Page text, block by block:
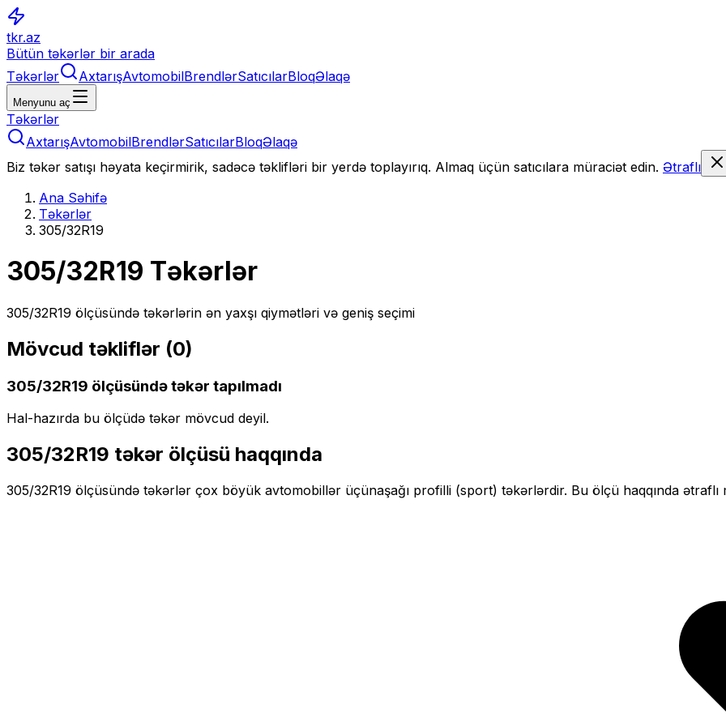
tkr.az
Bütün təkərlər bir arada
Təkərlər
AxtarışAvtomobilBrendlərSatıcılarBloqƏlaqə
Menyunu aç
Təkərlər
AxtarışAvtomobilBrendlərSatıcılarBloqƏlaqə
Biz təkər satışı həyata keçirmirik, sadəcə təklifləri bir yerdə toplayırıq. Almaq üçün satıcılara müraciət edin. Ətraflı
Ana Səhifə
Təkərlər
305/32R19
305/32R19 Təkərlər
305/32R19 ölçüsündə təkərlərin ən yaxşı qiymətləri və geniş seçimi
Mövcud təkliflər (0)
305/32R19 ölçüsündə təkər tapılmadı
Hal-hazırda bu ölçüdə təkər mövcud deyil.
305/32R19 təkər ölçüsü haqqında
305/32R19 ölçüsündə təkərlər çox böyük avtomobillər üçünaşağı profilli (sport) təkərlərdir. Bu ölçü haqqında ətraflı